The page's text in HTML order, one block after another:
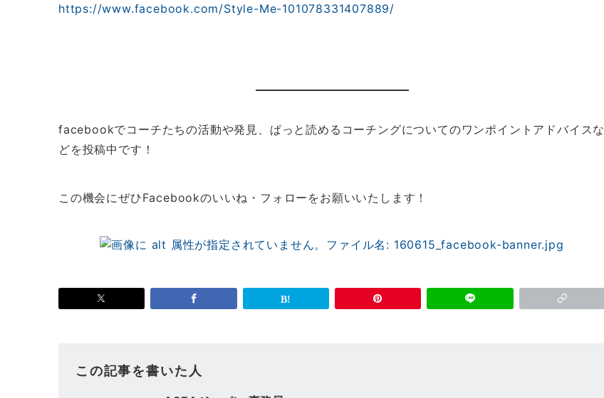
https://www.facebook.com/Style-Me-101078331407889/
facebookでコーチたちの活動や発見、ぱっと読めるコーチングについてのワンポイントアドバイスな
どを投稿中です！
この機会にぜひFacebookのいいね・フォローをお願いいたします！
この記事を書いた人